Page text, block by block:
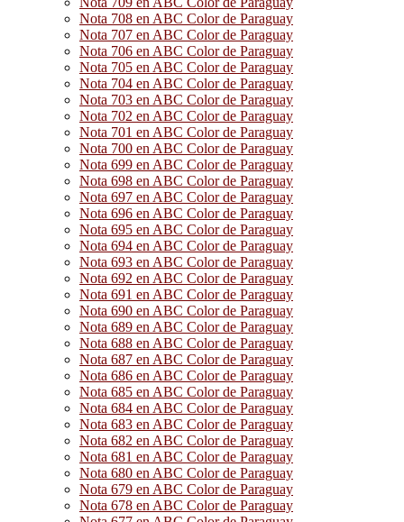
Nota 708 en ABC Color de Paraguay
Nota 707 en ABC Color de Paraguay
Nota 706 en ABC Color de Paraguay
Nota 705 en ABC Color de Paraguay
Nota 704 en ABC Color de Paraguay
Nota 703 en ABC Color de Paraguay
Nota 702 en ABC Color de Paraguay
Nota 701 en ABC Color de Paraguay
Nota 700 en ABC Color de Paraguay
Nota 699 en ABC Color de Paraguay
Nota 698 en ABC Color de Paraguay
Nota 697 en ABC Color de Paraguay
Nota 696 en ABC Color de Paraguay
Nota 695 en ABC Color de Paraguay
Nota 694 en ABC Color de Paraguay
Nota 693 en ABC Color de Paraguay
Nota 692 en ABC Color de Paraguay
Nota 691 en ABC Color de Paraguay
Nota 690 en ABC Color de Paraguay
Nota 689 en ABC Color de Paraguay
Nota 688 en ABC Color de Paraguay
Nota 687 en ABC Color de Paraguay
Nota 686 en ABC Color de Paraguay
Nota 685 en ABC Color de Paraguay
Nota 684 en ABC Color de Paraguay
Nota 683 en ABC Color de Paraguay
Nota 682 en ABC Color de Paraguay
Nota 681 en ABC Color de Paraguay
Nota 680 en ABC Color de Paraguay
Nota 679 en ABC Color de Paraguay
Nota 678 en ABC Color de Paraguay